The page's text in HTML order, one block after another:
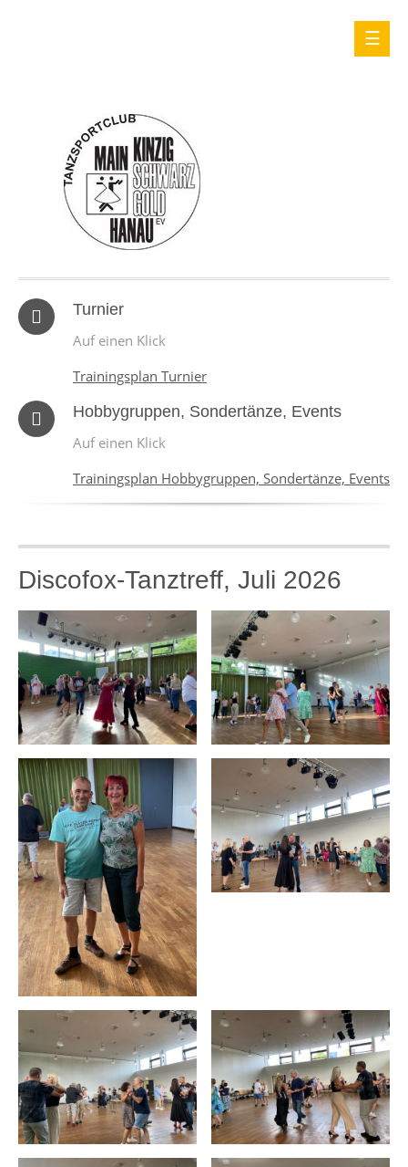
Turnier
Auf einen Klick
Trainingsplan Turnier
Hobbygruppen, Sondertänze, Events
Auf einen Klick
Trainingsplan Hobbygruppen, Sondertänze, Events
Discofox-Tanztreff, Juli 2026